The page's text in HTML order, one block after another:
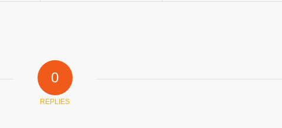
0
REPLIES